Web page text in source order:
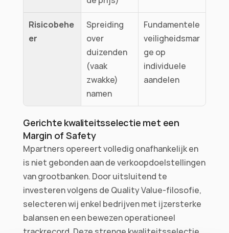
Risicobehe
er
Spreiding
over
duizenden
(vaak
zwakke)
namen
Fundamentele
veiligheidsmar
ge op
individuele
aandelen
Gerichte kwaliteitsselectie met een
Margin of Safety
Mpartners opereert volledig onafhankelijk en
is niet gebonden aan de verkoopdoelstellingen
van grootbanken. Door uitsluitend te
investeren volgens de Quality Value-filosofie,
selecteren wij enkel bedrijven met ijzersterke
balansen en een bewezen operationeel